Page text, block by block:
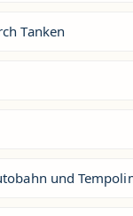
Tanken
und